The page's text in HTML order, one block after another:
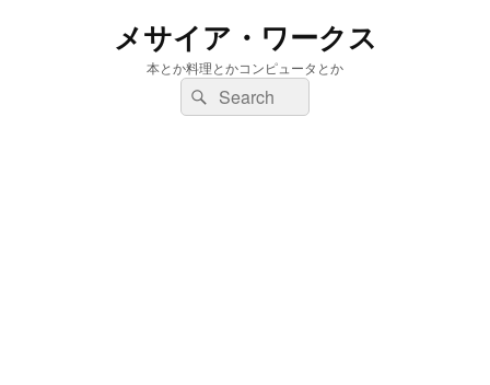
メサイア・ワークス
本とか料理とかコンピュータとか
検
索:
検
索